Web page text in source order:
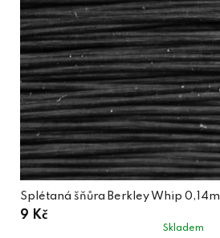
Splétaná šňůra Berkley Whip
9 Kč
Skladem